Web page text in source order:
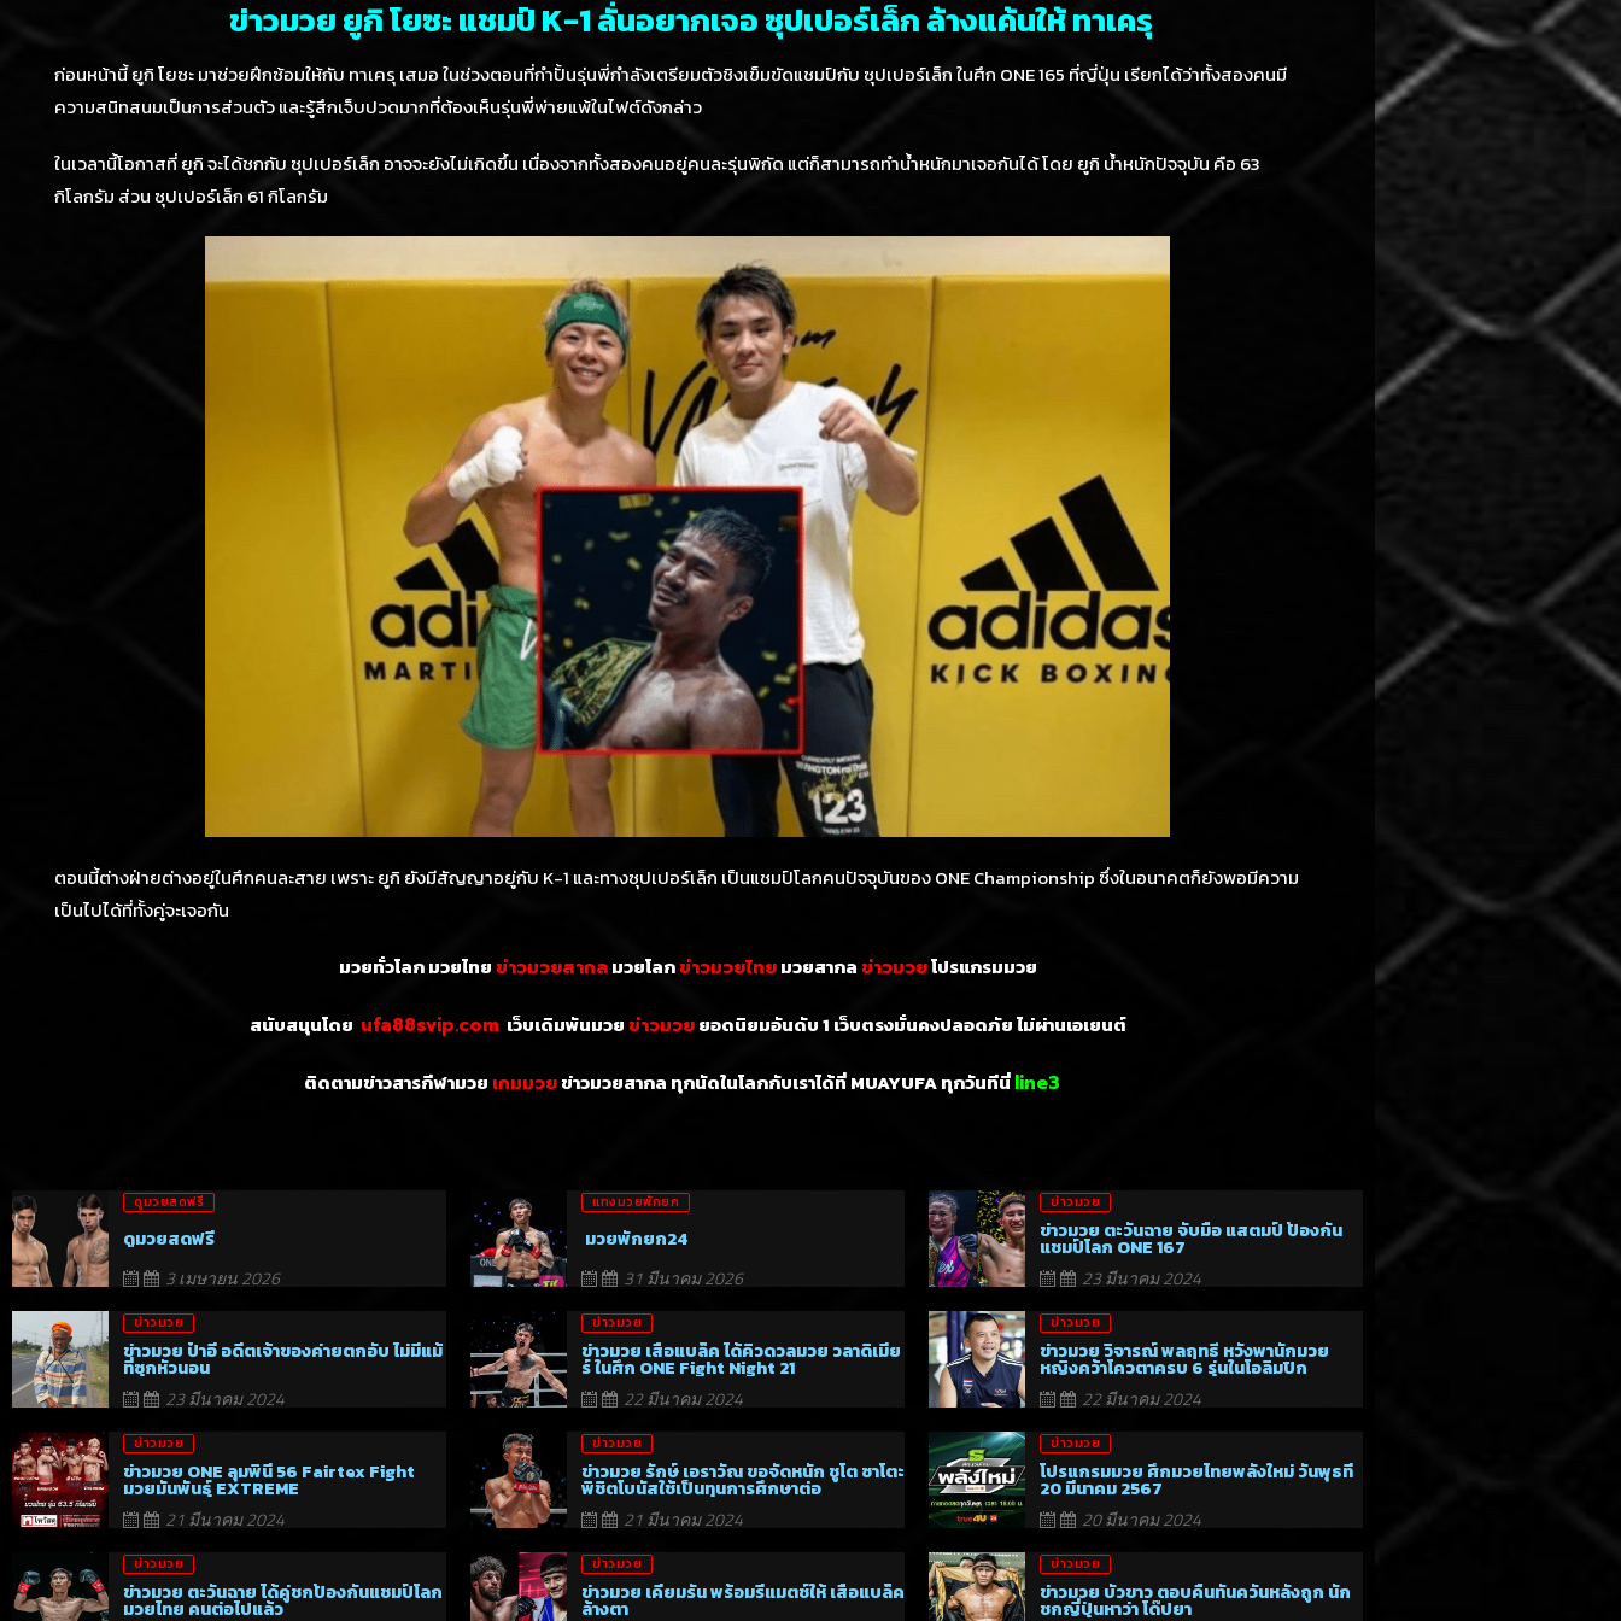
ข่าวมวย ยูกิ โยซะ แชมป์ K-1 ลั่นอยากเจอ ซุปเปอร์เล็ก ล้างแค้นให้ ทาเครุ
ก่อนหน้านี้ ยูกิ โยซะ มาช่วยฝึกซ้อมให้กับ ทาเครุ เสมอ ในช่วงตอนที่กำปั้นรุ่นพี่กำลังเตรียมตัวชิงเข็มขัดแชมป์กับ ซุปเปอร์เล็ก ในศึก ONE 165 ที่ญี่ปุ่น เรียกได้ว่าทั้งสองคนมี
ความสนิทสนมเป็นการส่วนตัว และรู้สึกเจ็บปวดมากที่ต้องเห็นรุ่นพี่พ่ายแพ้ในไฟต์ดังกล่าว
ในเวลานี้โอกาสที่ ยูกิ จะได้ชกกับ ซุปเปอร์เล็ก อาจจะยังไม่เกิดขึ้น เนื่องจากทั้งสองคนอยู่คนละรุ่นพิกัด แต่ก็สามารถทำน้ำหนักมาเจอกันได้ โดย ยูกิ น้ำหนักปัจจุบัน คือ 63
กิโลกรัม ส่วน ซุปเปอร์เล็ก 61 กิโลกรัม
ตอนนี้ต่างฝ่ายต่างอยู่ในศึกคนละสาย เพราะ ยูกิ ยังมีสัญญาอยู่กับ K-1 และทางซุปเปอร์เล็ก เป็นแชมป์โลกคนปัจจุบันของ ONE Championship ซึ่งในอนาคตก็ยังพอมีความ
เป็นไปได้ที่ทั้งคู่จะเจอกัน
มวยทั่วโลก มวยไทย ข่าวมวยสากลมวยโลกข่าวมวยไทยมวยสากล ข่าวมวยโปรแกรมมวย
สนับสนุนโดย ufa88svip.com เว็บเดิมพันมวย ข่าวมวยยอดนิยมอันดับ 1 เว็บตรงมั่นคงปลอดภัย ไม่ผ่านเอเยนต์
ติดตามข่าวสารกีฬามวย เกมมวยข่าวมวยสากล ทุกนัดในโลกกับเราได้ที่ MUAYUFA ทุกวันทีนี่line3
ดูมวยสดฟรี
ดูมวยสดฟรี
3 เมษายน 2026
แทงมวยพักยก
มวยพักยก24
31 มีนาคม 2026
ข่าวมวย
ข่าวมวย ตะวันฉาย จับมือ แสตมป์ ป้องกัน
แชมป์โลก ONE 167
23 มีนาคม 2024
ข่าวมวย
ข่าวมวย ป๋าอี อดีตเจ้าของค่ายตกอับ ไม่มีแม้
ที่ซุกหัวนอน
23 มีนาคม 2024
ข่าวมวย
ข่าวมวย เสือแบล็ค ได้คิวดวลมวย วลาดิเมีย
ร์ ในศึก ONE Fight Night 21
22 มีนาคม 2024
ข่าวมวย
ข่าวมวย วิจารณ์ พลฤทธิ์ หวังพานักมวย
หญิงคว้าโควตาครบ 6 รุ่นในโอลิมปิก
22 มีนาคม 2024
ข่าวมวย
ข่าวมวย ONE ลุมพินี 56 Fairtex Fight
มวยมันพันธุ์ EXTREME
21 มีนาคม 2024
ข่าวมวย
ข่าวมวย รักษ์ เอราวัณ ขอจัดหนัก ชูโต ซาโตะ
พิชิตโบนัสใช้เป็นทุนการศึกษาต่อ
21 มีนาคม 2024
ข่าวมวย
โปรแกรมมวย ศึกมวยไทยพลังใหม่ วันพุธที่
20 มีนาคม 2567
20 มีนาคม 2024
ข่าวมวย
ข่าวมวย ตะวันฉาย ได้คู่ชกป้องกันแชมป์โลก
มวยไทย คนต่อไปแล้ว
ข่าวมวย
ข่าวมวย เคียมรัน พร้อมรีแมตช์ให้ เสือแบล็ค
ล้างตา
ข่าวมวย
ข่าวมวย บัวขาว ตอบคืนทันควันหลังถูก นัก
ชกญี่ปุ่นหาว่า โด๊ปยา